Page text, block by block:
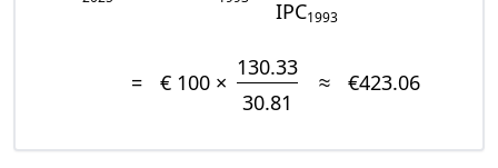
IPC1993
= € 100 ×
130.33
30.81
≈ €423.06